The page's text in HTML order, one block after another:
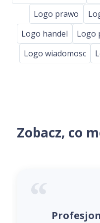
Logo prawo
Logo handel
Logo
Logo wiadomosc
Zobacz, co